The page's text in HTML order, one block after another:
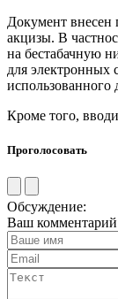
Документ внесен
акцизы. В
на бестабачную
для электронных
использованного
Кроме того,
Проголосовать
Обсуждение:
Ваш комментарий